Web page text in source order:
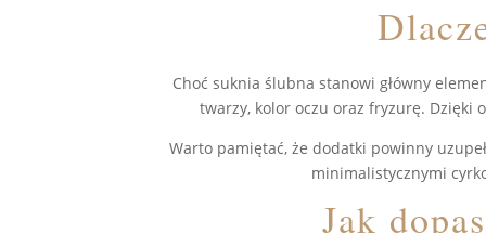
Choć suknia ślubna stanowi główny
twarzy, kolor oczu oraz fryzurę.
Warto pamiętać, że dodatki powinny
minimalistycznymi
Jak